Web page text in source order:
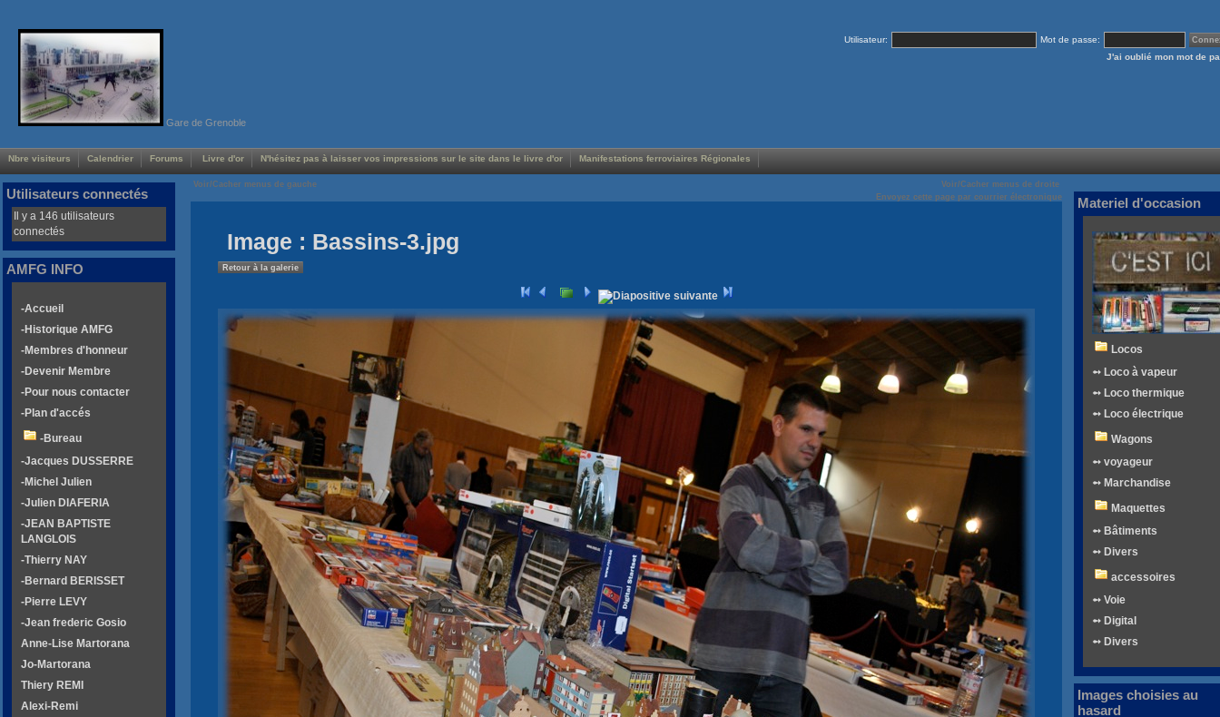
Gare de Grenoble
Utilisateur:
Mot de passe:
J'ai oublié mon mot de
Nbre visiteurs Calendrier Forums Livre d'or N'hésitez pas à laisser vos impressions sur le site dans le livre d'or Manifestations ferroviaires Régionales
Voir/Cacher menus de gauche
Voir/Cacher menus de droite
Envoyez cette page par courrier électronique
Image : Bassins-3.jpg
Retour à la galerie
Utilisateurs connectés
Il y a 146 utilisateurs
connectés
AMFG INFO
-Accueil
-Historique AMFG
-Membres d'honneur
-Devenir Membre
-Pour nous contacter
-Plan d'accés
-Bureau
-Jacques DUSSERRE
-Michel Julien
-Julien DIAFERIA
-JEAN BAPTISTE
LANGLOIS
-Thierry NAY
-Bernard BERISSET
-Pierre LEVY
-Jean frederic Gosio
Anne-Lise Martorana
Jo-Martorana
Thiery REMI
Alexi-Remi
Materiel d'occasion
Locos
➻ Loco à vapeur
➻ Loco thermique
➻ Loco électrique
Wagons
➻ voyageur
➻ Marchandise
Maquettes
➻ Bâtiments
➻ Divers
accessoires
➻ Voie
➻ Digital
➻ Divers
Images choisies au
hasard